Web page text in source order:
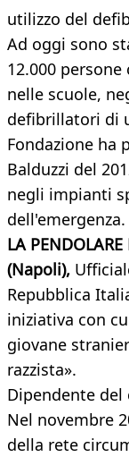
utilizzo del
Ad oggi sono
12.000
nelle scuole,
defibrillatori di
Fondazione ha
Balduzzi del
negli impianti
dell'emergenza.
LA
(Napoli),
Repubblica
iniziativa con
giovane
razzista».
Dipendente
Nel novembre
della rete